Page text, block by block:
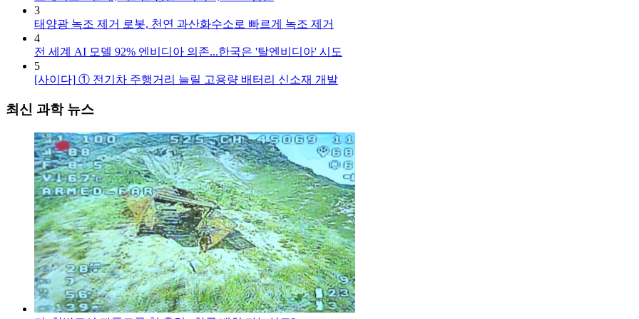
3
태양광 녹조 제거 로봇, 천연 과산화수소로 빠르게 녹조 제거
4
전 세계 AI 모델 92% 엔비디아 의존...한국은 '탈엔비디아' 시도
5
[사이다] ① 전기차 주행거리 늘릴 고용량 배터리 신소재 개발
최신 과학 뉴스